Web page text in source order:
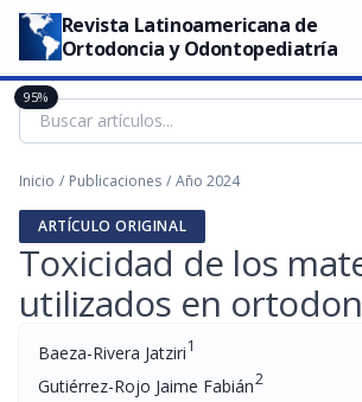
Revista Latinoamericana de
Ortodoncia y Odontopediatría
Inicio / Publicaciones / Año 2024
ARTÍCULO ORIGINAL
Toxicidad de los
utilizados en
Baeza-Rivera Jatziri1
Gutiérrez-Rojo Jaime Fabián2
95%